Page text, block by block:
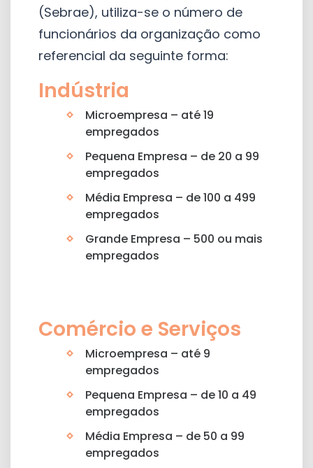
(Sebrae), utiliza-se o número de
funcionários da organização como
referencial da seguinte forma:
Indústria
Microempresa – até 19
empregados
Pequena Empresa – de 20 a 99
empregados
Média Empresa – de 100 a 499
empregados
Grande Empresa – 500 ou mais
empregados
Comércio e Serviços
Microempresa – até 9
empregados
Pequena Empresa – de 10 a 49
empregados
Média Empresa – de 50 a 99
empregados